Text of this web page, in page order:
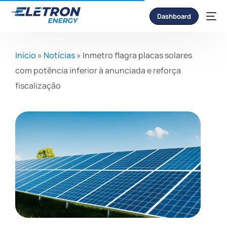
Dashboard
Início » Notícias» Inmetro flagra placas solares
com potência inferior à anunciada e reforça
fiscalização